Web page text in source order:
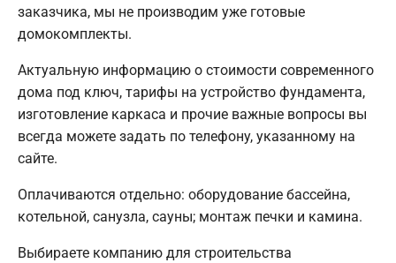
заказчика, мы не производим уже готовые
домокомплекты.
Актуальную информацию о стоимости современного
дома под ключ, тарифы на устройство фундамента,
изготовление каркаса и прочие важные вопросы вы
всегда можете задать по телефону, указанному на
сайте.
Оплачиваются отдельно: оборудование бассейна,
котельной, санузла, сауны; монтаж печки и камина.
Выбираете компанию для строительства